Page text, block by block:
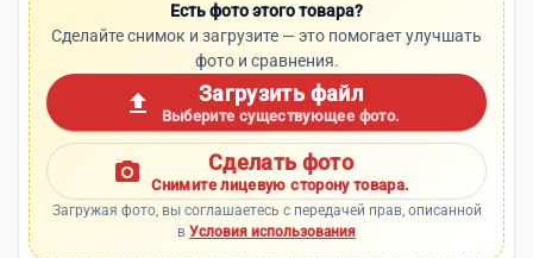
Есть фото этого товара?
Сделайте снимок и загрузите — это помогает улучшать
фото и сравнения.
upload Загрузить файл
Выберите существующее фото.
photo_camera Сделать фото
Снимите лицевую сторону товара.
Загружая фото, вы соглашаетесь с передачей прав, описанной
в Условия использования